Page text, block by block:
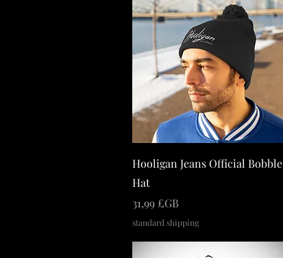
Hooligan Jeans Official Bobble
Hat
Prix
31,99 £GB
standard shipping